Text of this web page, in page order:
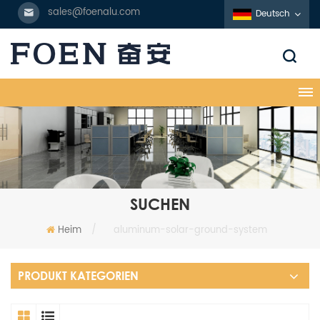
sales@foenalu.com Deutsch
SUCHEN
Heim / aluminum-solar-ground-system
PRODUKT KATEGORIEN